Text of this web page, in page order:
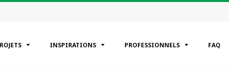
INSPIRATIONS PROFESSIONNELS FAQ